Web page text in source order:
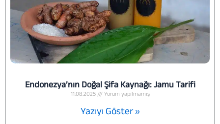
Endonezya’nın Doğal Şifa Kaynağı: Jamu Tarifi
11.08.2025 Yorum yapılmamış
Yazıyı Göster »